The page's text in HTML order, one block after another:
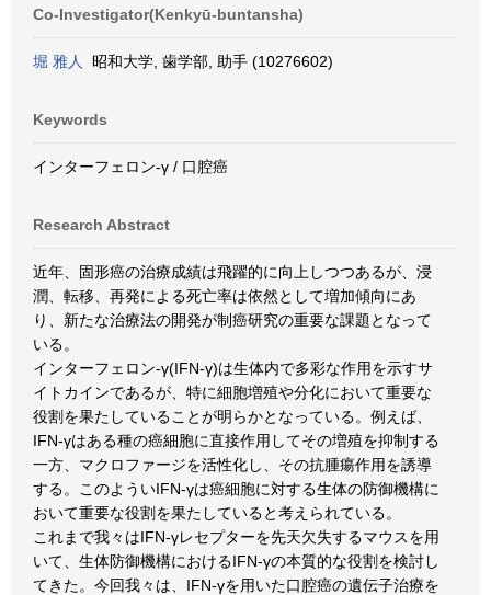
Co-Investigator(Kenkyū-buntansha)
堀 雅人 昭和大学, 歯学部, 助手 (10276602)
Keywords
インターフェロン-γ / 口腔癌
Research Abstract
近年、固形癌の治療成績は飛躍的に向上しつつあるが、浸
潤、転移、再発による死亡率は依然として増加傾向にあ
り、新たな治療法の開発が制癌研究の重要な課題となって
いる。
インターフェロン-γ(IFN-γ)は生体内で多彩な作用を示すサ
イトカインであるが、特に細胞増殖や分化において重要な
役割を果たしていることが明らかとなっている。例えば、
IFN-γはある種の癌細胞に直接作用してその増殖を抑制する
一方、マクロファージを活性化し、その抗腫瘍作用を誘導
する。このよういIFN-γは癌細胞に対する生体の防御機構に
おいて重要な役割を果たしていると考えられている。
これまで我々はIFN-γレセプターを先天欠失するマウスを用
いて、生体防御機構におけるIFN-γの本質的な役割を検討し
てきた。今回我々は、IFN-γを用いた口腔癌の遺伝子治療を